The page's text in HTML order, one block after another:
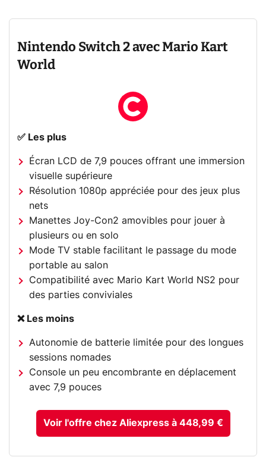
Nintendo Switch 2 avec Mario Kart
World
✅ Les plus
Écran LCD de 7,9 pouces offrant une immersion
visuelle supérieure
Résolution 1080p appréciée pour des jeux plus
nets
Manettes Joy-Con2 amovibles pour jouer à
plusieurs ou en solo
Mode TV stable facilitant le passage du mode
portable au salon
Compatibilité avec Mario Kart World NS2 pour
des parties conviviales
❌ Les moins
Autonomie de batterie limitée pour des longues
sessions nomades
Console un peu encombrante en déplacement
avec 7,9 pouces
Voir l'offre chez Aliexpress à 448,99 €